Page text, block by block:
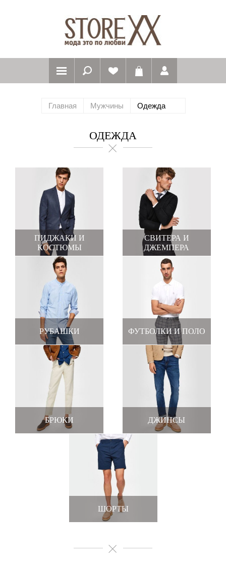
Главная Мужчины Одежда
ОДЕЖДА
ПИДЖАКИ И
КОСТЮМЫ
СВИТЕРА И
ДЖЕМПЕРА
РУБАШКИ ФУТБОЛКИ И ПОЛО
БРЮКИ ДЖИНСЫ
ШОРТЫ